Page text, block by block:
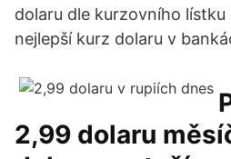
dolaru dle kurzovního lístku
nejlepší kurz dolaru v
2,99 dolaru